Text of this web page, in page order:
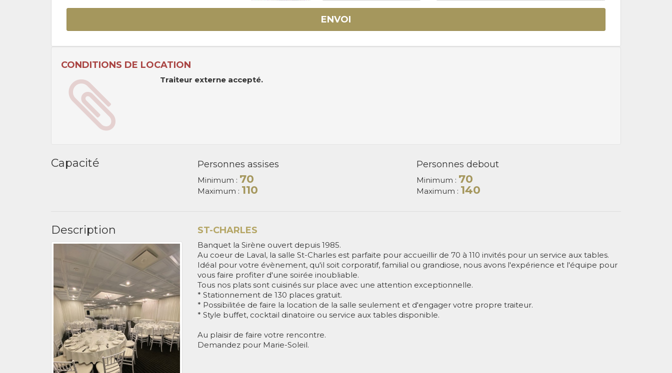
ENVOI
CONDITIONS DE LOCATION
Traiteur externe accepté.
Capacité Personnes assises
Minimum : 70
Maximum : 110
Personnes debout
Minimum : 70
Maximum : 140
Description ST-CHARLES
Banquet la Sirène ouvert depuis 1985.
Au coeur de Laval, la salle St-Charles est parfaite pour accueillir de 70 à 110 invités pour un service aux tables.
Idéal pour votre évènement, qu'il soit corporatif, familial ou grandiose, nous avons l'expérience et l'équipe pour
vous faire profiter d'une soirée inoubliable.
Tous nos plats sont cuisinés sur place avec une attention exceptionnelle.
* Stationnement de 130 places gratuit.
* Possibilitée de faire la location de la salle seulement et d'engager votre propre traiteur.
* Style buffet, cocktail dinatoire ou service aux tables disponible.
Au plaisir de faire votre rencontre.
Demandez pour Marie-Soleil.